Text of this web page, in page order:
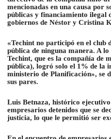
mencionadas en una causa por
públicas y financiamiento ilegal
gobiernos de Néstor y Cristina
«Techint no participó en el club
pública de ninguna manera. A
Techint, que es la compañía de
pública), logró solo el 1% de la
ministerio de Planificación», se
sus pares.
Luis Betnaza, histórico
empresarios detenidos que se
justicia, lo que le permitió ser